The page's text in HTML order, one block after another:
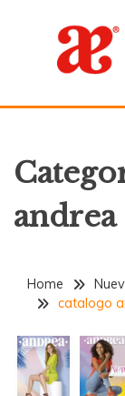
andrea
Home
catalogo